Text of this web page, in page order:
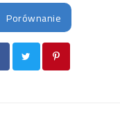
Porównanie